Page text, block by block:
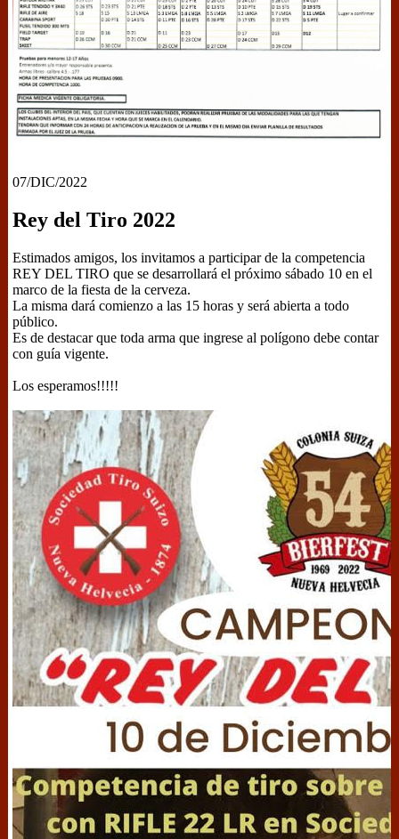
07/DIC/2022
Rey del Tiro 2022
Estimados amigos, los invitamos a participar de la competencia
REY DEL TIRO que se desarrollará el próximo sábado 10 en el
marco de la fiesta de la cerveza.
La misma dará comienzo a las 15 horas y será abierta a todo
público.
Es de destacar que toda arma que ingrese al polígono debe contar
con guía vigente.
Los esperamos!!!!!